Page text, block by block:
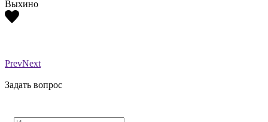
Выхино
PrevNext
Задать вопрос